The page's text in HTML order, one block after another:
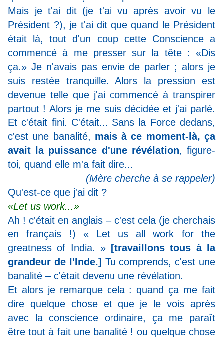
Mais je t'ai dit (je t'ai vu après avoir vu le
Président ?), je t'ai dit que quand le Président
était là, tout d'un coup cette Conscience a
commencé à me presser sur la tête : «Dis
ça.» Je n'avais pas envie de parler ; alors je
suis restée tranquille. Alors la pression est
devenue telle que j'ai commencé à transpirer
partout ! Alors je me suis décidée et j'ai parlé.
Et c'était fini. C'était... Sans la Force dedans,
c'est une banalité, mais à ce moment-là, ça
avait la puissance d'une révélation, figure-
toi, quand elle m'a fait dire...
(Mère cherche à se rappeler)
Qu'est-ce que j'ai dit ?
«Let us work...»
Ah ! c'était en anglais – c'est cela (je cherchais
en français !) « Let us all work for the
greatness of India. »
[travaillons tous à la
grandeur de l'Inde.] Tu comprends, c'est une
banalité – c'était devenu une révélation.
Et alors je remarque cela : quand ça me fait
dire quelque chose et que je le vois après
avec la conscience ordinaire, ça me paraît
être tout à fait une banalité ! ou quelque chose